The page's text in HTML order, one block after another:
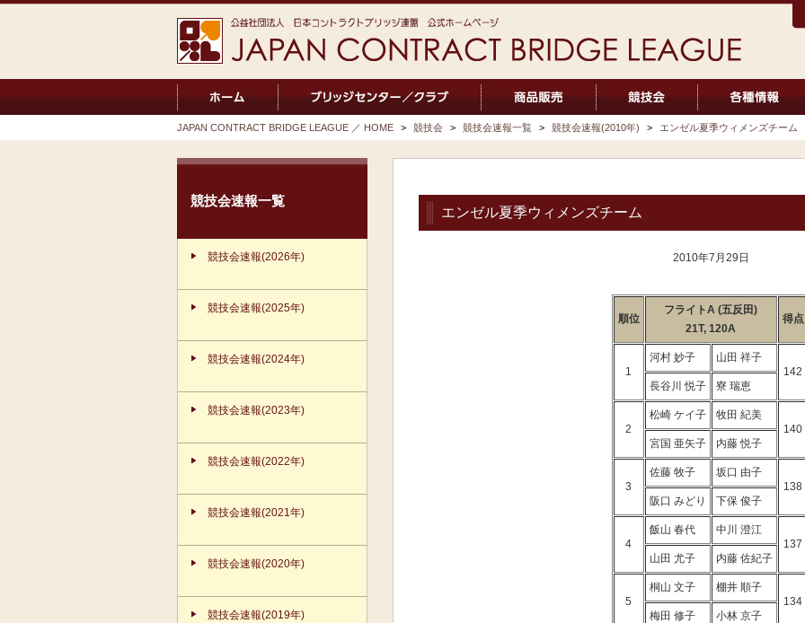
JAPAN CONTRACT BRIDGE LEAGUE ／ HOME > 競技会 > 競技会速報一覧 > 競技会速報(2010年) > エンゼル夏季ウィメンズチーム
競技会速報一覧
競技会速報(2026年)
競技会速報(2025年)
競技会速報(2024年)
競技会速報(2023年)
競技会速報(2022年)
競技会速報(2021年)
競技会速報(2020年)
競技会速報(2019年)
エンゼル夏季ウィメンズチーム
2010年7月29日
順位
フライトA (五反田)
21T, 120A
得点
1
河村 妙子
山田 祥子
142
長谷川 悦子
寮 瑞恵
2
松崎 ケイ子
牧田 紀美
140
宮国 亜矢子
内藤 悦子
3
佐藤 牧子
坂口 由子
138
阪口 みどり
下保 俊子
4
飯山 春代
中川 澄江
137
山田 尤子
内藤 佐紀子
5
桐山 文子
棚井 順子
134
梅田 修子
小林 京子